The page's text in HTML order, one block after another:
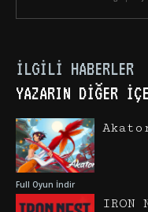
İLGILI HABERLER
YAZARIN DIĞER
Full Oyun İndir
IRON